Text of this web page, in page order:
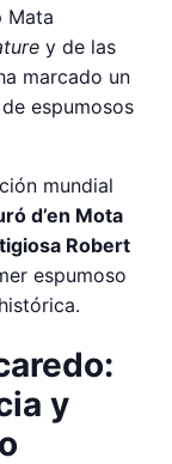
Mata
y de las
marcado un
espumosos
mundial
d’en Mota
Robert
espumoso
y